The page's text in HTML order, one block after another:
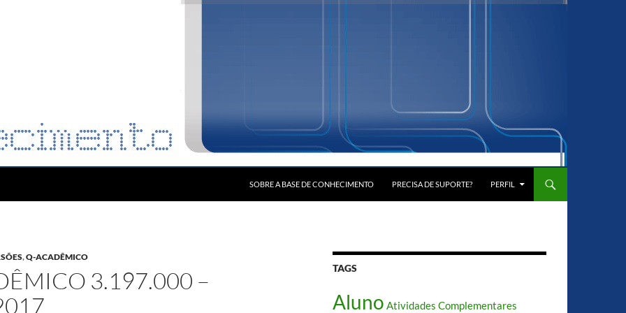
SOBRE A BASE DE CONHECIMENTO PRECISA DE SUPORTE? PERFIL
,Q-ACADÊMICO
3.197.000 –
TAGS
Aluno Atividades Complementares